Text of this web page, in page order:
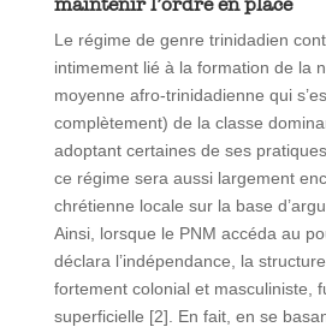
Le régime de genre trinidadien
intimement lié à la formation de la
moyenne afro-trinidadienne qui
complètement) de la classe
adoptant certaines de ses
ce régime sera aussi largement
chrétienne locale sur la base
Ainsi, lorsque le PNM accéda au
déclara l’indépendance, la
fortement colonial et masculiniste,
superficielle [2]. En fait, en se